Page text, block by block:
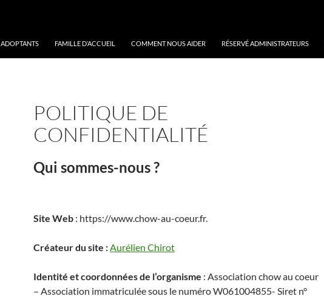
ADOPTANTS FAMILLE D’ACCUEIL COMMENT NOUS AIDER RÉSERVÉ ADMINISTRATEURS
POLITIQUE DE
CONFIDENTIALITÉ
Qui sommes-nous ?
Site Web : https://www.chow-au-coeur.fr.
Créateur du site :Aurélien Chirot
Identité et coordonnées de l’organisme : Association chow au coeur
– Association immatriculée sous le numéro W061004855- Siret n°